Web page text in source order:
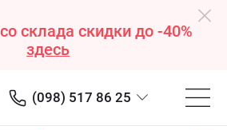
склада скидки до -40%
здесь
(098) 517 86 25